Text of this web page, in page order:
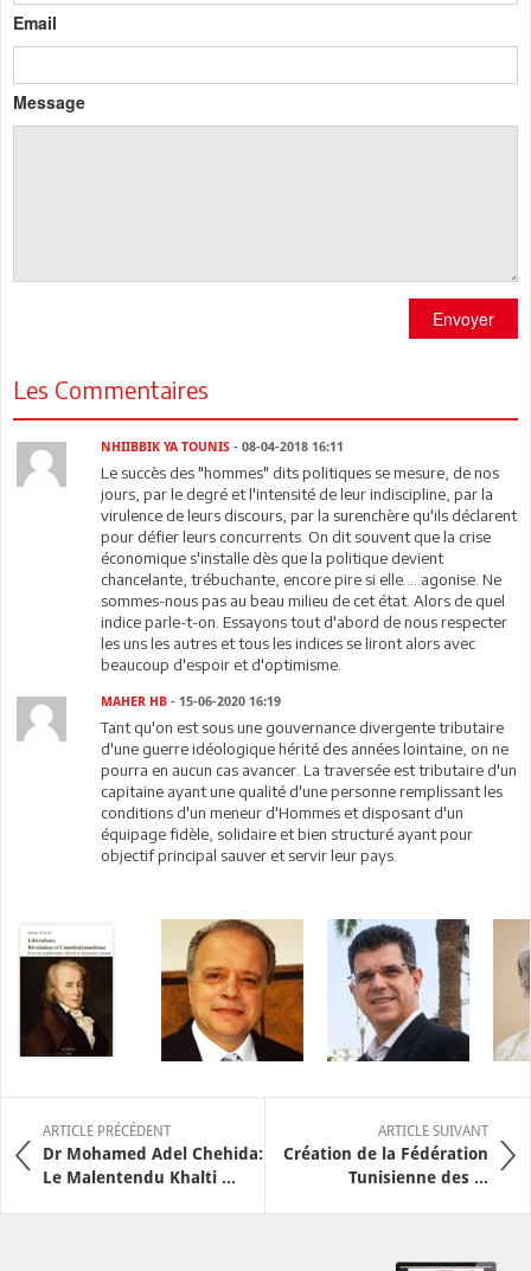
Email
Message
Envoyer
Les Commentaires
NHIIBBIK YA TOUNIS - 08-04-2018 16:11
Le succès des "hommes" dits politiques se mesure, de nos
jours, par le degré et l'intensité de leur indiscipline, par la
virulence de leurs discours, par la surenchère qu'ils déclarent
pour défier leurs concurrents. On dit souvent que la crise
économique s'installe dès que la politique devient
chancelante, trébuchante, encore pire si elle.....agonise. Ne
sommes-nous pas au beau milieu de cet état. Alors de quel
indice parle-t-on. Essayons tout d'abord de nous respecter
les uns les autres et tous les indices se liront alors avec
beaucoup d'espoir et d'optimisme.
MAHER HB - 15-06-2020 16:19
Tant qu'on est sous une gouvernance divergente tributaire
d'une guerre idéologique hérité des années lointaine, on ne
pourra en aucun cas avancer. La traversée est tributaire d'un
capitaine ayant une qualité d'une personne remplissant les
conditions d'un meneur d'Hommes et disposant d'un
équipage fidèle, solidaire et bien structuré ayant pour
objectif principal sauver et servir leur pays.
ARTICLE PRÉCÉDENT
Dr Mohamed Adel Chehida:
Le Malentendu Khalti ...
ARTICLE SUIVANT
Création de la Fédération
Tunisienne des ...